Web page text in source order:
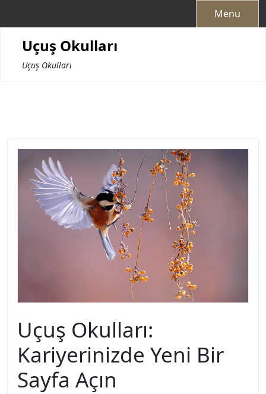
Menu
Uçuş Okulları
Uçuş Okulları
Uçuş Okulları:
Kariyerinizde Yeni Bir
Sayfa Açın